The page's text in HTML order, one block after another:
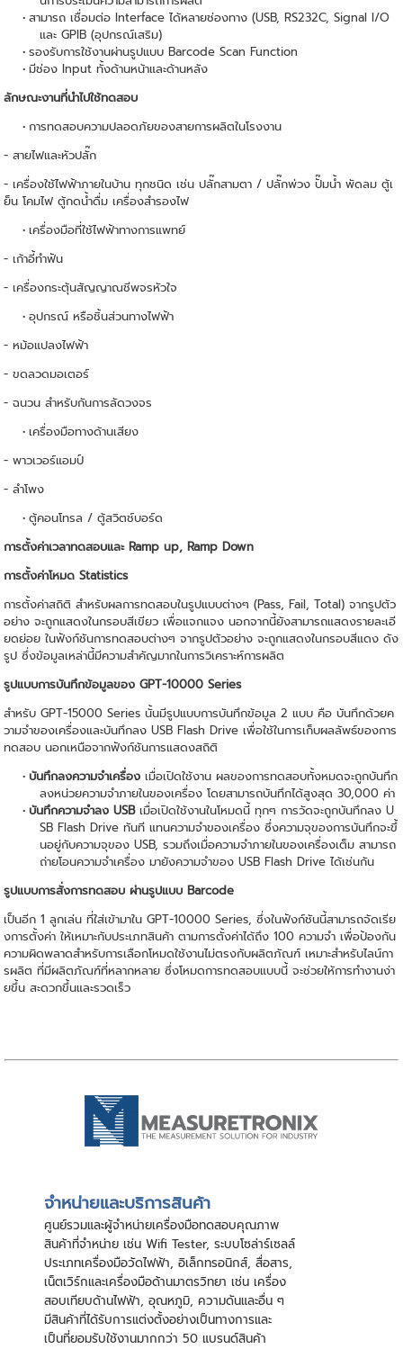
สามารถ เชื่อมต่อ Interface ได้หลายช่องทาง (USB, RS232C, Signal I/O
และ GPIB (อุปกรณ์เสริม)
รองรับการใช้งานผ่านรูปแบบ Barcode Scan Function
มีช่อง Input ทั้งด้านหน้าและด้านหลัง
ลักษณะงานที่นำไปใช้ทดสอบ
การทดสอบความปลอดภัยของสายการผลิตในโรงงาน
- สายไฟและหัวปลั๊ก
- เครื่องใช้ไฟฟ้าภายในบ้าน ทุกชนิด เช่น ปลั๊กสามตา / ปลั๊กพ่วง ปั๊มน้ำ พัดลม ตู้เ
ย็น โคมไฟ ตู้กดน้ำดื่ม เครื่องสำรองไฟ
เครื่องมือที่ใช้ไฟฟ้าทางการแพทย์
- เก้าอี้ทำฟัน
- เครื่องกระตุ้นสัญญาณชีพจรหัวใจ
อุปกรณ์ หรือชิ้นส่วนทางไฟฟ้า
- หม้อแปลงไฟฟ้า
- ขดลวดมอเตอร์
- ฉนวน สำหรับกันการลัดวงจร
เครื่องมือทางด้านเสียง
- พาวเวอร์แอมป์
- ลำโพง
ตู้คอนโทรล / ตู้สวิตช์บอร์ด
การตั้งค่าเวลาทดสอบและ Ramp up, Ramp Down
การตั้งค่าโหมด Statistics
การตั้งค่าสถิติ สำหรับผลการทดสอบในรูปแบบต่างๆ (Pass, Fail, Total) จากรูปตัว
อย่าง จะถูกแสดงในกรอบสีเขียว เพื่อแจกแจง นอกจากนี้ยังสามารถแสดงรายละเอี
ยดย่อย ในฟังก์ชันการทดสอบต่างๆ จากรูปตัวอย่าง จะถูกแสดงในกรอบสีแดง ดัง
รูป ซึ่งข้อมูลเหล่านี้มีความสำคัญมากในการวิเคราะห์การผลิต
รูปแบบการบันทึกข้อมูลของ GPT-10000 Series
สำหรับ GPT-15000 Series นั้นมีรูปแบบการบันทึกข้อมูล 2 แบบ คือ บันทึกด้วยค
วามจำของเครื่องและบันทึกลง USB Flash Drive เพื่อใช้ในการเก็บผลลัพธ์ของการ
ทดสอบ นอกเหนือจากฟังก์ชันการแสดงสถิติ
บันทึกลงความจำเครื่องเมื่อเปิดใช้งาน ผลของการทดสอบทั้งหมดจะถูกบันทึก
ลงหน่วยความจำภายในของเครื่อง โดยสามารถบันทึกได้สูงสุด 30,000 ค่า
บันทึกความจำลง USBเมื่อเปิดใช้งานในโหมดนี้ ทุกๆ การวัดจะถูกบันทึกลง U
SB Flash Drive ทันที แทนความจำของเครื่อง ซึ่งความจุของการบันทึกจะขึ้
นอยู่กับความจุของ USB, รวมถึงเมื่อความจำภายในของเครื่องเต็ม สามารถ
ถ่ายโอนความจำเครื่อง มายังความจำของ USB Flash Drive ได้เช่นกัน
รูปแบบการสั่งการทดสอบ ผ่านรูปแบบ Barcode
เป็นอีก 1 ลูกเล่น ที่ใส่เข้ามาใน GPT-10000 Series, ซึ่งในฟังก์ชันนี้สามารถจัดเรีย
งการตั้งค่า ให้เหมาะกับประเภทสินค้า ตามการตั้งค่าได้ถึง 100 ความจำ เพื่อป้องกัน
ความผิดพลาดสำหรับการเลือกโหมดใช้งานไม่ตรงกับผลิตภัณฑ์ เหมาะสำหรับไลน์กา
รผลิต ที่มีผลิตภัณฑ์ที่หลากหลาย ซึ่งโหมดการทดสอบแบบนี้ จะช่วยให้การทำงานง่า
ยขึ้น สะดวกขึ้นและรวดเร็ว
จําหน่ายและบริการสินค้า
ศูนย์รวมและผู้จําหน่ายเครื่องมือทดสอบคุณภาพ
สินค้าที่จําหน่าย เช่น Wifi Tester, ระบบโซล่าร์เซลล์
ประเภทเครื่องมือวัดไฟฟ้า, อิเล็กทรอนิกส์, สื่อสาร,
เน็ตเวิร์กและเครื่องมือด้านมาตรวิทยา เช่น เครื่อง
สอบเทียบด้านไฟฟ้า, อุณหภูมิ, ความดันและอื่น ๆ
มีสินค้าที่ได้รับการแต่งตั้งอย่างเป็นทางการและ
เป็นที่ยอมรับใช้งานมากกว่า 50 แบรนด์สินค้า